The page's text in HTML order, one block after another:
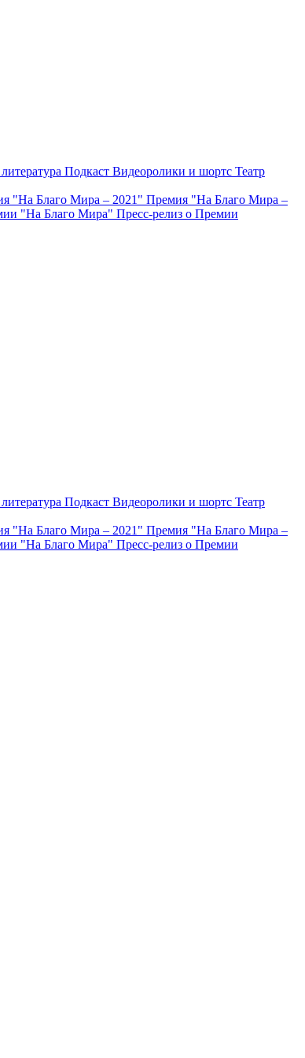
Подкаст Видеоролики и шортс Театр
"На Благо Мира – 2021" Премия "На Благо Мира –
"На Благо Мира" Пресс-релиз о Премии
Подкаст Видеоролики и шортс Театр
"На Благо Мира – 2021" Премия "На Благо Мира –
"На Благо Мира" Пресс-релиз о Премии